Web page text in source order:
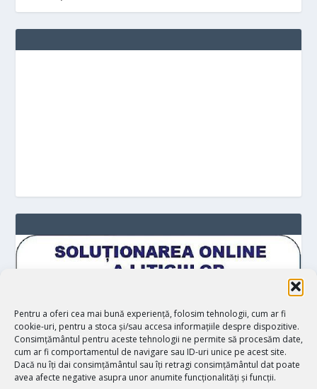
Pentru a oferi cea mai bună experiență, folosim tehnologii, cum ar fi
cookie-uri, pentru a stoca și/sau accesa informațiile despre dispozitive.
Consimțământul pentru aceste tehnologii ne permite să procesăm date,
cum ar fi comportamentul de navigare sau ID-uri unice pe acest site.
Dacă nu îți dai consimțământul sau îți retragi consimțământul dat poate
avea afecte negative asupra unor anumite funcționalități și funcții.